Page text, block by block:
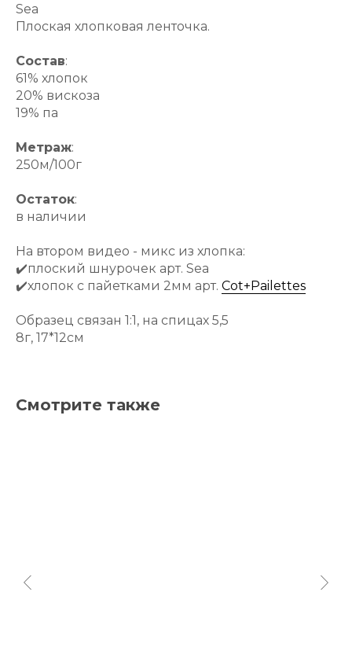
Sea
Плоская хлопковая ленточка.
Состав:
61% хлопок
20% вискоза
19% па
Метраж:
250м/100г
Остаток:
в наличии
На втором видео - микс из хлопка:
✔️плоский шнурочек арт. Sea
✔️хлопок с пайетками 2мм арт. Cot+Pailettes
Образец связан 1:1, на спицах 5,5
8г, 17*12см
Смотрите также